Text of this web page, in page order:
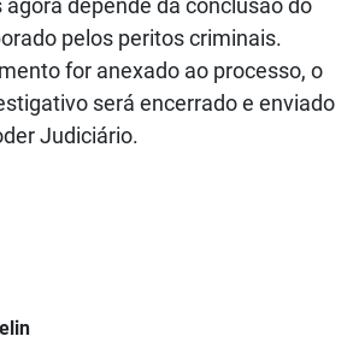
depende da conclusão do
pelos peritos criminais.
for anexado ao processo, o
será encerrado e enviado
Judiciário.